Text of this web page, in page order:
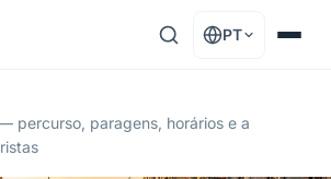
PT
percurso, paragens, horários e a